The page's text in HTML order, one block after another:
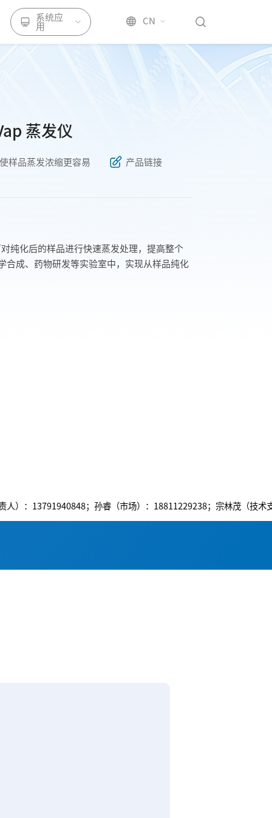
系统应
用
CN
蒸发仪
样品蒸发浓缩更容易 产品链接
纯化后的样品进行快速蒸发处理，提高整个
合成、药物研发等实验室中，实现从样品纯化
；孙睿（市场）：18811229238；宗林茂（技术支持）：